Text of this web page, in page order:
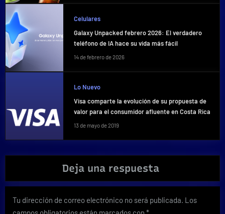
Celulares
Galaxy Unpacked febrero 2026: El verdadero
teléfono de IA hace su vida más fácil
14 de febrero de 2026
Lo Nuevo
Visa comparte la evolución de su propuesta de
valor para el consumidor afluente en Costa Rica
13 de mayo de 2019
Deja una respuesta
Tu dirección de correo electrónico no será publicada. Los